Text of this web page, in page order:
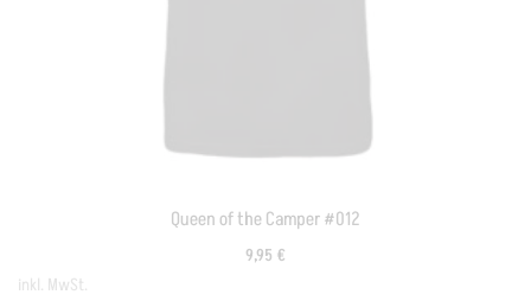
Queen of the Camper #012
9,95 €
inkl. MwSt.